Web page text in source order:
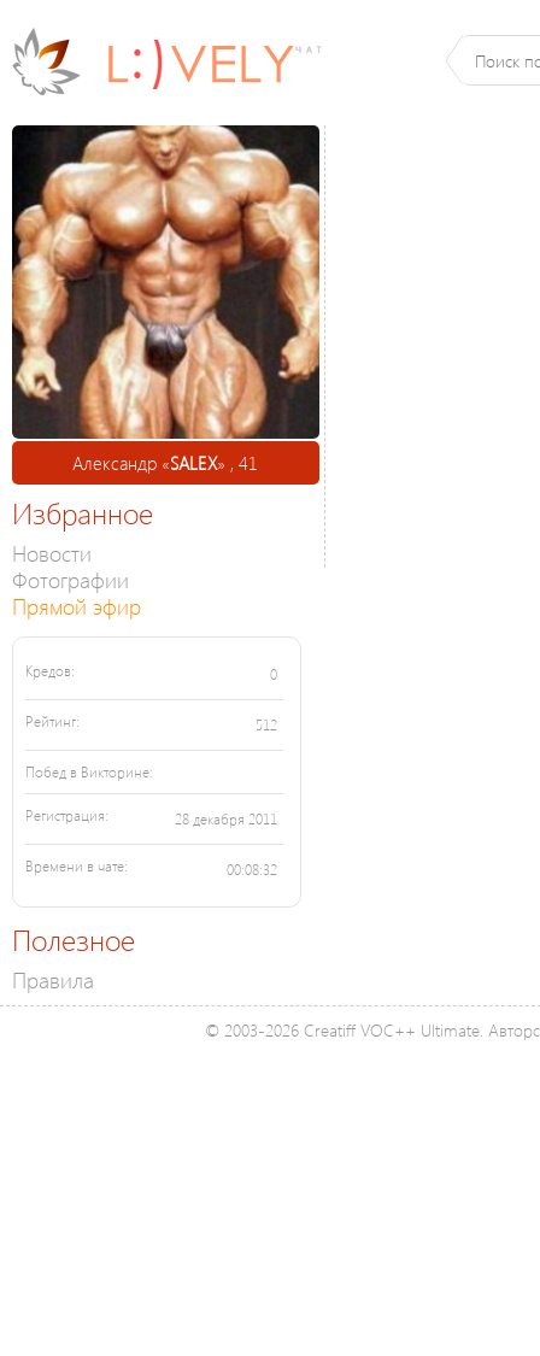
Александр «SALEX» , 41
Избранное
Новости
Фотографии
Прямой эфир
Кредов: 0
Рейтинг: 512
Побед в Викторине:
Регистрация: 28 декабря 2011
Времени в чате: 00:08:32
Полезное
Правила
© 2003-2026 Creatiff VOC++ Ultimate.